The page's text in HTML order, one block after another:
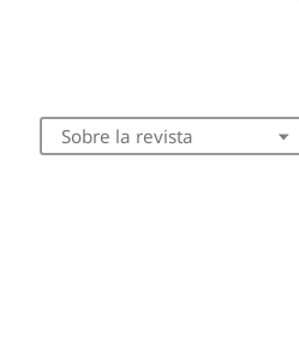
Sobre la revista